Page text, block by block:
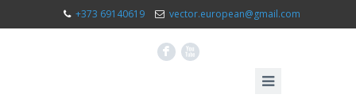
+373 69140619 vector.european@gmail.com
F X